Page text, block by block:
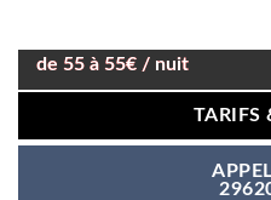
de 55 à 55€ / nuit
TARIFS